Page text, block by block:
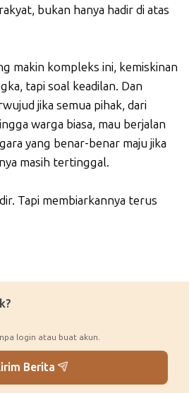
bukan hanya hadir di atas
makin kompleks ini, kemiskinan
tapi soal keadilan. Dan
jika semua pihak, dari
warga biasa, mau berjalan
yang benar-benar maju jika
masih tertinggal.
Tapi membiarkannya terus
login atau buat akun.
Berita